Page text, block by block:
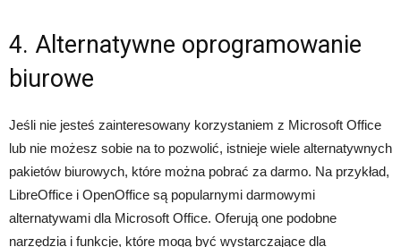
4. Alternatywne oprogramowanie
biurowe
Jeśli nie jesteś zainteresowany korzystaniem z Microsoft Office
lub nie możesz sobie na to pozwolić, istnieje wiele alternatywnych
pakietów biurowych, które można pobrać za darmo. Na przykład,
LibreOffice i OpenOffice są popularnymi darmowymi
alternatywami dla Microsoft Office. Oferują one podobne
narzędzia i funkcje, które mogą być wystarczające dla